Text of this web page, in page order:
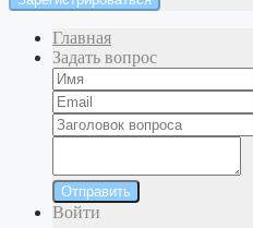
Главная
Задать вопрос
Отправить
Войти